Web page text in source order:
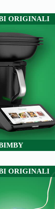
ORIGINALI
ORIGINALI